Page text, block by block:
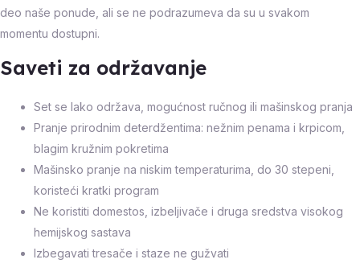
deo naše ponude, ali se ne podrazumeva da su u svakom
momentu dostupni.
Saveti za održavanje
Set se lako održava, mogućnost ručnog ili mašinskog pranja
Pranje prirodnim deterdžentima: nežnim penama i krpicom,
blagim kružnim pokretima
Mašinsko pranje na niskim temperaturima, do 30 stepeni,
koristeći kratki program
Ne koristiti domestos, izbeljivače i druga sredstva visokog
hemijskog sastava
Izbegavati tresače i staze ne gužvati